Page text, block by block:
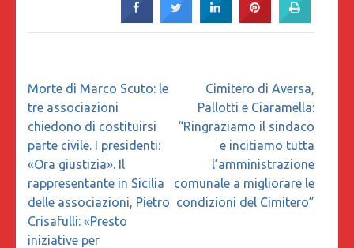
Navigazione
articoli
Morte di Marco Scuto: le
tre associazioni
chiedono di costituirsi
parte civile. I presidenti:
«Ora giustizia». Il
rappresentante in Sicilia
delle associazioni, Pietro
Crisafulli: «Presto
iniziative per
Cimitero di Aversa,
Pallotti e Ciaramella:
“Ringraziamo il sindaco
e incitiamo tutta
l’amministrazione
comunale a migliorare le
condizioni del Cimitero”